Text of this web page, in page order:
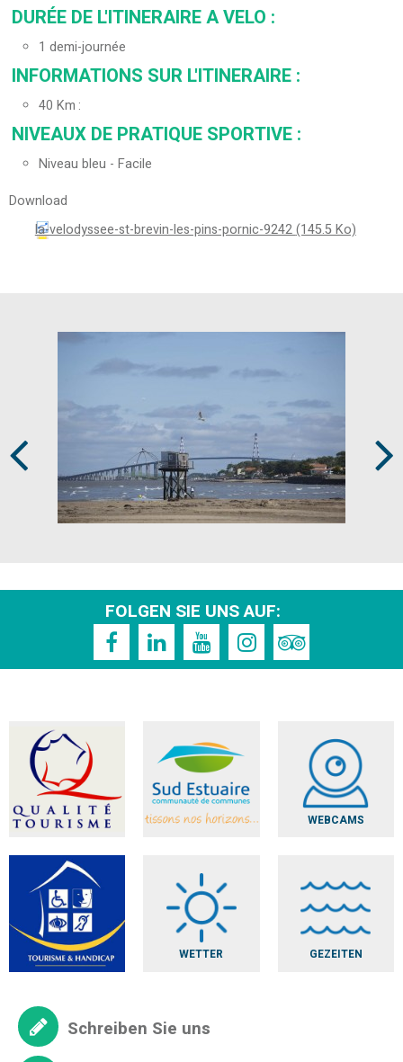
DURÉE DE L'ITINERAIRE A VELO :
1 demi-journée
INFORMATIONS SUR L'ITINERAIRE :
40 Km
NIVEAUX DE PRATIQUE SPORTIVE :
Niveau bleu - Facile
Download
la-velodyssee-st-brevin-les-pins-pornic-9242(145.5 Ko)
FOLGEN SIE UNS AUF:
WEBCAMS
WETTER GEZEITEN
Schreiben Sie uns